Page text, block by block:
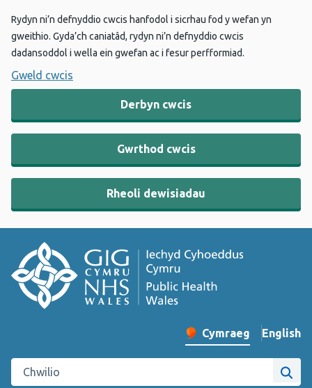
Rydyn ni’n defnyddio cwcis hanfodol i sicrhau fod y wefan yn
gweithio. Gyda’ch caniatâd, rydyn ni’n defnyddio cwcis
dadansoddol i wella ein gwefan ac i fesur perfformiad.
Gweld cwcis
Derbyn cwcis
Gwrthod cwcis
Rheoli dewisiadau
Newid iaith y wefan
Cymraeg English
–
Chwilio gwefan Iechyd Cyhoeddus Cymru